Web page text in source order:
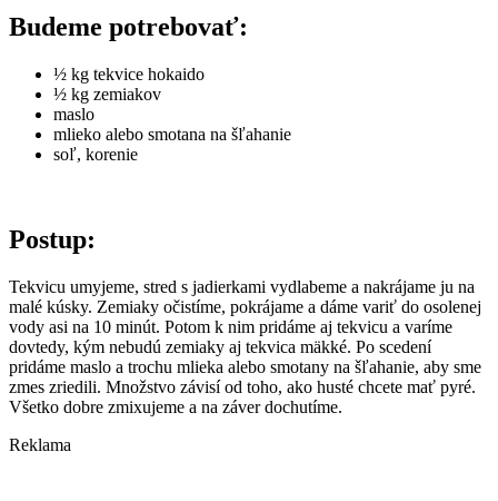
Budeme potrebovať:
½ kg tekvice hokaido
½ kg zemiakov
maslo
mlieko alebo smotana na šľahanie
soľ, korenie
Postup:
Tekvicu umyjeme, stred s jadierkami vydlabeme a nakrájame ju na
malé kúsky. Zemiaky očistíme, pokrájame a dáme variť do osolenej
vody asi na 10 minút. Potom k nim pridáme aj tekvicu a varíme
dovtedy, kým nebudú zemiaky aj tekvica mäkké. Po scedení
pridáme maslo a trochu mlieka alebo smotany na šľahanie, aby sme
zmes zriedili. Množstvo závisí od toho, ako husté chcete mať pyré.
Všetko dobre zmixujeme a na záver dochutíme.
Reklama